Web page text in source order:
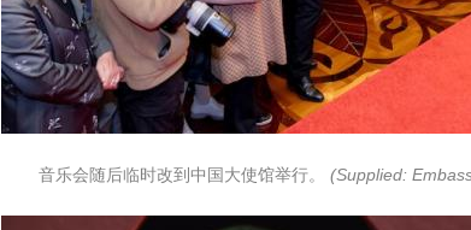
音乐会随后临时改到中国大使馆举行。 (Supplied: